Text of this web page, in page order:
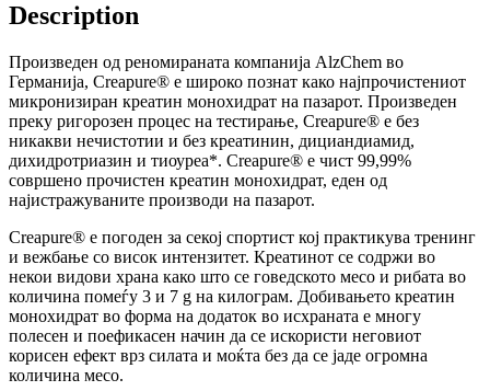
Description
Произведен од реномираната компанија AlzChem во
Германија, Creapure® е широко познат како најпрочистениот
микронизиран креатин монохидрат на пазарот. Произведен
преку ригорозен процес на тестирање, Creapure® е без
никакви нечистотии и без креатинин, дициандиамид,
дихидротриазин и тиоуреа*. Creapure® е чист 99,99%
совршено прочистен креатин монохидрат, еден од
најистражуваните производи на пазарот.
Creapure® е погоден за секој спортист кој практикува тренинг
и вежбање со висок интензитет. Креатинот се содржи во
некои видови храна како што се говедското месо и рибата во
количина помеѓу 3 и 7 g на килограм. Добивањето креатин
монохидрат во форма на додаток во исхраната е многу
полесен и поефикасен начин да се искористи неговиот
корисен ефект врз силата и моќта без да се јаде огромна
количина месо.